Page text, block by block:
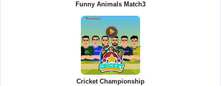
Funny Animals Match3
Cricket Championship